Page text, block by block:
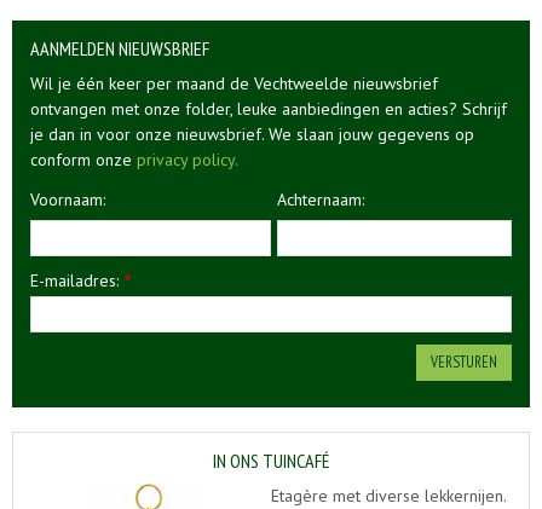
AANMELDEN NIEUWSBRIEF
Wil je één keer per maand de Vechtweelde nieuwsbrief
ontvangen met onze folder, leuke aanbiedingen en acties? Schrijf
je dan in voor onze nieuwsbrief. We slaan jouw gegevens op
conform onze privacy policy.
Voornaam:
Achternaam:
E-mailadres: *
IN ONS TUINCAFÉ
Etagère met diverse lekkernijen.